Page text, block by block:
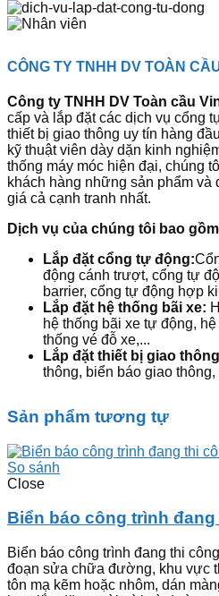
CÔNG TY TNHH DV TOÀN
Công ty TNHH DV Toàn cầu
cấp và lắp đặt các dịch vụ cổng
thiết bị giao thông uy tín hàng
kỹ thuật viên dày dặn kinh
thống máy móc hiện đại, chúng
khách hàng những sản phẩm và
giá cả cạnh tranh nhất.
Dịch vụ của chúng tôi bao
Lắp đặt cổng tự động:
động cánh trượt, cổng tự
barrier, cổng tự động hợp
Lắp đặt hệ thống bãi xe:
hệ thống bãi xe tự động,
thống vé đỗ xe,...
Lắp đặt thiết bị giao
thông, biển báo giao
Sản phẩm tương tự
So sánh
Close
Biển báo công trình
Biển báo công trình đang thi
đoạn sửa chữa đường, khu vực
tôn mạ kẽm hoặc nhôm, dán